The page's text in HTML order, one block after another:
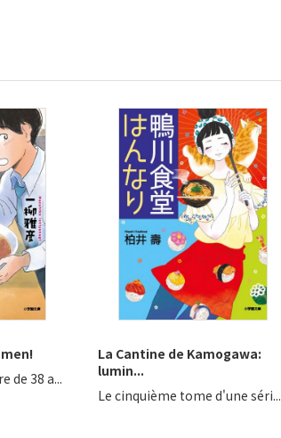
de 38 a...
La Cantine de Kamogawa:
lumin...
Le cinquième tome d'une séri...